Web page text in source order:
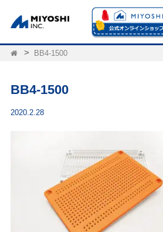
BB4-1500
BB4-1500
2020.2.28